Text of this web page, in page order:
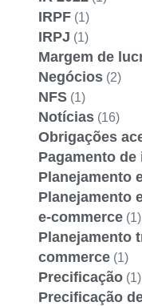
IRPF(1)
IRPJ (1)
Margem de
Negócios(2)
NFS(1)
Notícias(16)
Obrigações
Pagamento
Planejamento
Planejamento
e-commerce(1)
Planejamento
commerce(1)
Precificação(1)
Precificação